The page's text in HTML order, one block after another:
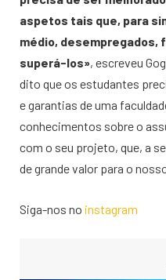
aspetos tais que, para
médio, desempregados,
superá-los», escreveu
dito que os estudantes
e garantias de uma
conhecimentos sobre o
com o seu projeto, que, a
de grande valor para o
Siga-nos no instagram